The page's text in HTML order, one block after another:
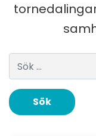
Sök efter: